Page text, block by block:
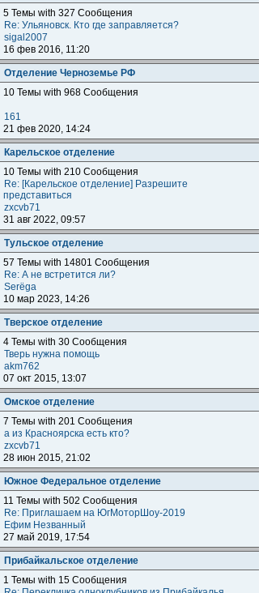
5 Темы with 327 Сообщения
Re: Ульяновск. Кто где заправляется?
sigal2007
16 фев 2016, 11:20
Отделение Черноземье РФ
10 Темы with 968 Сообщения
161
21 фев 2020, 14:24
Карельское отделение
10 Темы with 210 Сообщения
Re: [Карельское отделение] Разрешите
представиться
zxcvb71
31 авг 2022, 09:57
Тульское отделение
57 Темы with 14801 Сообщения
Re: А не встретится ли?
Serёga
10 мар 2023, 14:26
Тверское отделение
4 Темы with 30 Сообщения
Тверь нужна помощь
akm762
07 окт 2015, 13:07
Омское отделение
7 Темы with 201 Сообщения
а из Красноярска есть кто?
zxcvb71
28 июн 2015, 21:02
Южное Федеральное отделение
11 Темы with 502 Сообщения
Re: Приглашаем на ЮгМоторШоу-2019
Ефим Незванный
27 май 2019, 17:54
Прибайкальское отделение
1 Темы with 15 Сообщения